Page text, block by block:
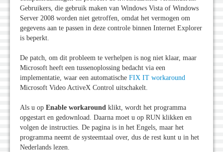
Gebruikers, die gebruik maken van Windows Vista of Windows
Server 2008 worden niet getroffen, omdat het vermogen om
gegevens aan te passen in deze controle binnen Internet Explorer
is beperkt.
De patch, om dit probleem te verhelpen is nog niet klaar, maar
Microsoft heeft een tussenoplossing bedacht via een
implementatie, waar een automatische FIX IT workaround
Microsoft Video ActiveX Control uitschakelt.
Als u op Enable workaround klikt, wordt het programma
opgestart en gedownload. Daarna moet u op RUN klikken en
volgen de instructies. De pagina is in het Engels, maar het
programma neemt de systeemtaal over, dus de rest kunt u in het
Nederlands lezen.